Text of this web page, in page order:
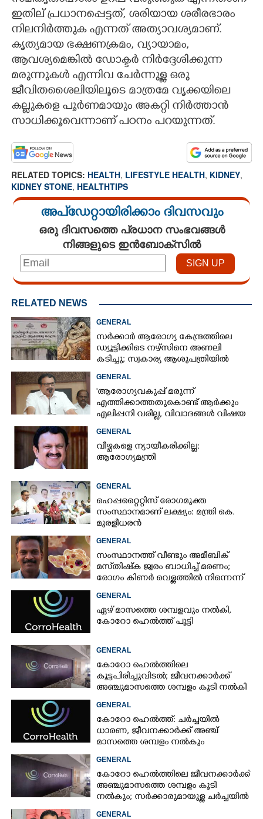
ഇതില്‌ പ്രധാനപ്പെട്ടത്, ശരിയായ ശരീരഭാരം
നിലനിർത്തുക എന്നത് അത്യാവശ്യമാണ്.
കൃത്യമായ ഭക്ഷണക്രമം, വ്യായാമം,
ആവശ്യമെങ്കിൽ ഡോക്ടർ നിർദ്ദേശിക്കുന്ന
മരുന്നുകൾ എന്നിവ ചേർന്നുള്ള ഒരു
ജീവിതശൈലിയിലൂടെ മാത്രമേ വൃക്കയിലെ
കല്ലുകളെ പൂർണമായും അകറ്റി നിർത്താൻ
സാധിക്കൂവെന്നാണ് പഠനം പറയുന്നത്.
RELATED TOPICS: HEALTH, LIFESTYLE HEALTH, KIDNEY,
KIDNEY STONE, HEALTHTIPS
അപ്ഡേറ്റായിരിക്കാം ദിവസവും
ഒരു ദിവസത്തെ പ്രധാന സംഭവങ്ങൾ
നിങ്ങളുടെ ഇൻബോക്സിൽ
RELATED NEWS
GENERAL
സർക്കാർ ആരോഗ്യ കേന്ദ്രത്തിലെ
ഡ്യൂട്ടിക്കിടെ നഴ്സിനെ അണലി
കടിച്ചു; സ്വകാര്യ ആശുപത്രിയിൽ
GENERAL
'ആരോഗ്യവകുപ്പ് മരുന്ന്
എത്തിക്കാത്തതുകൊണ്ട് ആർക്കും
എലിപ്പനി വരില്ല, വിവാദങ്ങൾ വിഷയ
GENERAL
വീഴ്ചകളെ ന്യായീകരിക്കില്ല:
ആരോഗ്യമന്ത്രി
GENERAL
ഹെപ്പറ്റൈറ്റിസ് രോഗമുക്ത
സംസ്ഥാനമാണ് ലക്ഷ്യം: മന്ത്രി കെ.
മുരളീധരൻ
GENERAL
സംസ്ഥാനത്ത് വീണ്ടും അമീബിക്
മസ്‌തിഷ്‌ക ജ്വരം ബാധിച്ച് മരണം;
രോഗം കിണർ വെള്ളത്തിൽ നിന്നെന്ന്
GENERAL
ഏഴ് മാസത്തെ ശമ്പളവും നൽകി,
കോറോ ഹെൽത്ത് പൂട്ടി
GENERAL
കോറോ ഹെൽത്തിലെ
കൂട്ടപിരിച്ചുവിടൽ; ജീവനക്കാർക്ക്
അഞ്ചുമാസത്തെ ശമ്പളം കൂടി നൽകി
GENERAL
കോറോ ഹെൽത്ത്: ചർച്ചയിൽ
ധാരണ, ജീവനക്കാർക്ക് അഞ്ച്
മാസത്തെ ശമ്പളം നൽകും
GENERAL
കോറോ ഹെൽത്തിലെ ജീവനക്കാർക്ക്
അഞ്ചുമാസത്തെ ശമ്പളം കൂടി
നൽകും; സർക്കാരുമായുള്ള ചർച്ചയിൽ
GENERAL